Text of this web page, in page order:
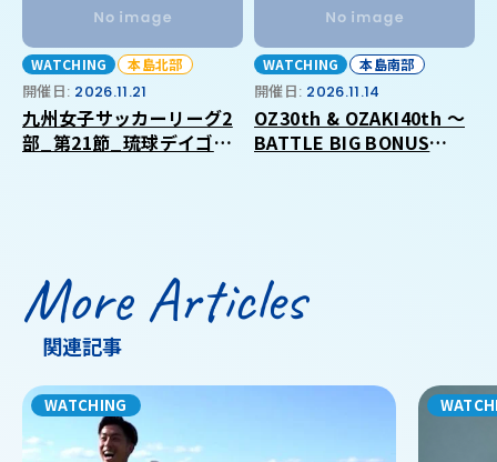
WATCHING 本島北部
開催日: 2026.11.21
九州女子サッカーリーグ2
部_第21節_琉球デイゴス
WATCHING 本島南部
開催日: 2026.11.14
OZ30th & OZAKI40th ～
BATTLE BIG BONUS
More Articles
関連記事
WATCHING